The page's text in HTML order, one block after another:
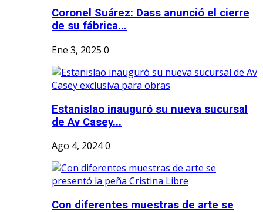
Coronel Suárez: Dass anunció el cierre
de su fábrica...
Ene 3, 2025 0
Estanislao inauguró su nueva sucursal
de Av Casey...
Ago 4, 20240
Con diferentes muestras de arte se